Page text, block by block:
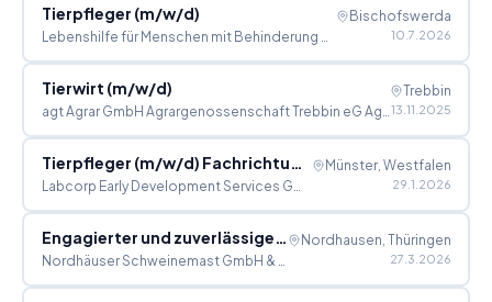
Tierpfleger (m/w/d)
Lebenshilfe für Menschen mit Behinderung e.V. Angestellte
Bischofswerda
10.7.2026
Tierwirt (m/w/d)
agt Agrar GmbH Agrargenossenschaft Trebbin eG Agrargenossenschaft Trebbin eG
Trebbin
13.11.2025
Tierpfleger (m/w/d) Fachrichtung Forschung und Klinik
Labcorp Early Development Services GmbH
Münster, Westfalen
29.1.2026
Engagierter und zuverlässiger Allround Tierpfleger (m/w/d) gesucht
Nordhäuser Schweinemast GmbH & Co. KG
Nordhausen, Thüringen
27.3.2026